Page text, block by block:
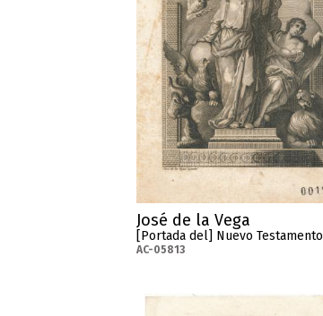
José de la Vega
[Portada del] Nuevo Testamento
AC-05813